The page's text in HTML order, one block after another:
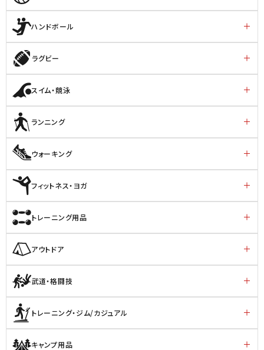
ハンドボール
ラグビー
スイム・競泳
ランニング
ウォーキング
フィットネス・ヨガ
トレーニング用品
アウトドア
武道・格闘技
トレーニング・ジム/カジュアル
キャンプ用品